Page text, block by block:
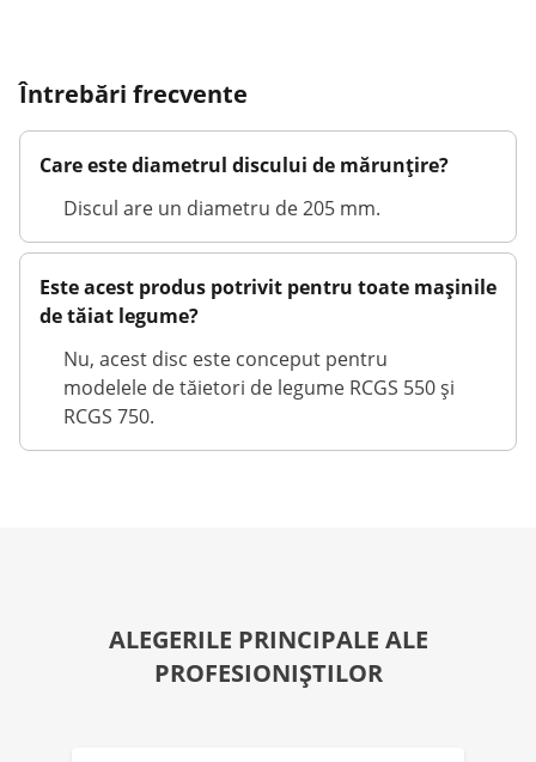
Întrebări frecvente
Care este diametrul discului de mărunțire?
Discul are un diametru de 205 mm.
Este acest produs potrivit pentru toate mașinile
de tăiat legume?
Nu, acest disc este conceput pentru
modelele de tăietori de legume RCGS 550 și
RCGS 750.
ALEGERILE PRINCIPALE ALE
PROFESIONIȘTILOR